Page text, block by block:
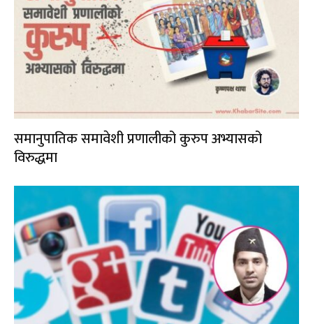
समानुपातिक समावेशी प्रणालीको कुरुप अभ्यासको
विरुद्धमा